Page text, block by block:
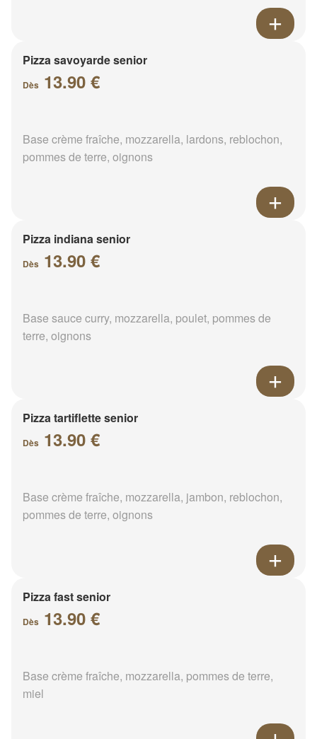
Pizza savoyarde senior
Dès 13.90 €
Base crème fraîche, mozzarella, lardons, reblochon,
pommes de terre, oignons
Pizza indiana senior
Dès 13.90 €
Base sauce curry, mozzarella, poulet, pommes de
terre, oignons
Pizza tartiflette senior
Dès 13.90 €
Base crème fraîche, mozzarella, jambon, reblochon,
pommes de terre, oignons
Pizza fast senior
Dès 13.90 €
Base crème fraîche, mozzarella, pommes de terre,
miel